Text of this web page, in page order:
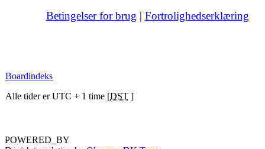
Betingelser for brug | Fortrolighedserklæring
Boardindeks
Alle tider er UTC + 1 time [DST ]
POWERED_BY